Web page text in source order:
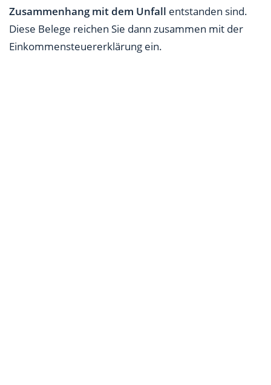
Zusammenhang mit dem Unfall entstanden sind.
Diese Belege reichen Sie dann zusammen mit der
Einkommensteuererklärung ein.